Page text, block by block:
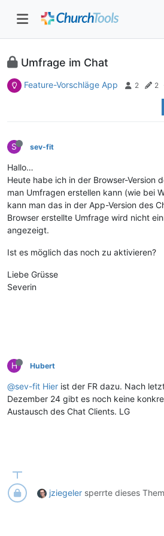
Umfrage im Chat
Feature-Vorschläge App 2 2
S sev-fit
Hallo…
Heute habe ich in der Browser-Version
man Umfragen erstellen kann (wie bei
kann man das in der App-Version des
Browser erstellte Umfrage wird nicht
angezeigt.
Ist es möglich das noch zu aktivieren?
Liebe Grüsse
Severin
H Hubert
@sev-fit Hier ist der FR dazu. Nach
Dezember 24 gibt es noch keine
Austausch des Chat Clients. LG
jziegeler sperrte dieses